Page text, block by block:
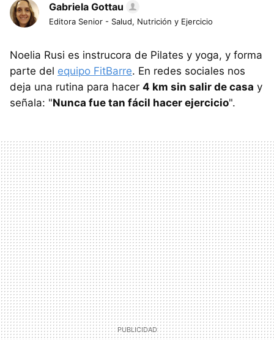
Gabriela Gottau
Editora Senior - Salud, Nutrición y Ejercicio
Noelia Rusi es instrucora de Pilates y yoga, y forma
parte del equipo FitBarre. En redes sociales nos
deja una rutina para hacer 4 km sin salir de casa y
señala: "Nunca fue tan fácil hacer ejercicio".